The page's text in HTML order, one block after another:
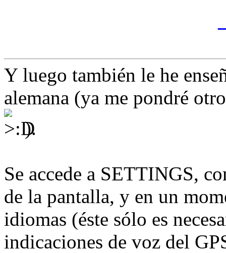
Y luego también le he
alemana (ya me pondré
).
Se accede a SETTINGS,
de la pantalla, y en un
idiomas (éste sólo es
indicaciones de voz del